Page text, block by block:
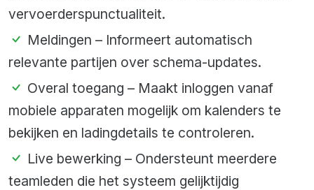
vervoerderspunctualiteit.
Meldingen – Informeert automatisch
relevante partijen over schema-updates.
Overal toegang – Maakt inloggen vanaf
mobiele apparaten mogelijk om kalenders te
bekijken en ladingdetails te controleren.
Live bewerking – Ondersteunt meerdere
teamleden die het systeem gelijktijdig